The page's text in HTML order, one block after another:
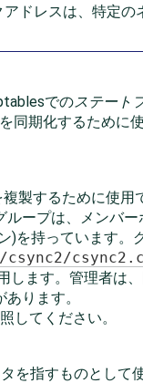
ドレスは、特定
でのステート
期化するために
製するために使
ープは、メンバ
を持っています。
ます。管理者は
ります。
してください。
を指すものとして